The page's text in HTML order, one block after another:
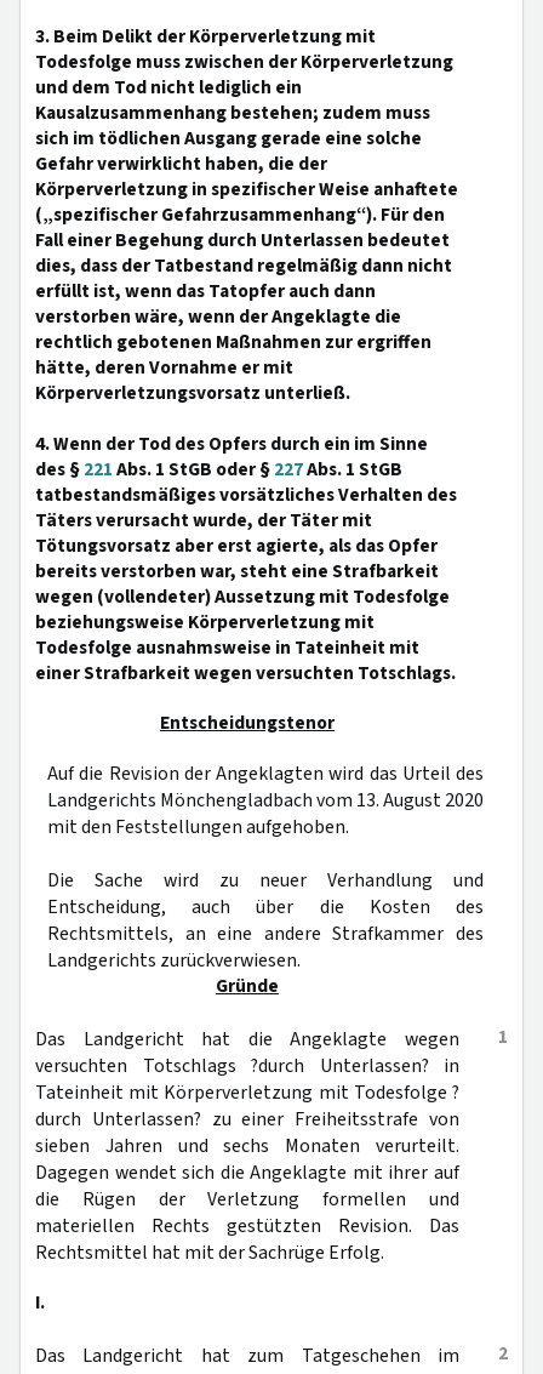
3. Beim Delikt der Körperverletzung mit
Todesfolge muss zwischen der Körperverletzung
und dem Tod nicht lediglich ein
Kausalzusammenhang bestehen; zudem muss
sich im tödlichen Ausgang gerade eine solche
Gefahr verwirklicht haben, die der
Körperverletzung in spezifischer Weise anhaftete
(„spezifischer Gefahrzusammenhang“). Für den
Fall einer Begehung durch Unterlassen bedeutet
dies, dass der Tatbestand regelmäßig dann nicht
erfüllt ist, wenn das Tatopfer auch dann
verstorben wäre, wenn der Angeklagte die
rechtlich gebotenen Maßnahmen zur ergriffen
hätte, deren Vornahme er mit
Körperverletzungsvorsatz unterließ.
4. Wenn der Tod des Opfers durch ein im Sinne
des §221Abs. 1 StGB oder §227Abs. 1 StGB
tatbestandsmäßiges vorsätzliches Verhalten des
Täters verursacht wurde, der Täter mit
Tötungsvorsatz aber erst agierte, als das Opfer
bereits verstorben war, steht eine Strafbarkeit
wegen (vollendeter) Aussetzung mit Todesfolge
beziehungsweise Körperverletzung mit
Todesfolge ausnahmsweise in Tateinheit mit
einer Strafbarkeit wegen versuchten Totschlags.
Entscheidungstenor
Auf die Revision der Angeklagten wird das Urteil des
Landgerichts Mönchengladbach vom 13. August 2020
mit den Feststellungen aufgehoben.
Die Sache wird zu neuer Verhandlung und
Entscheidung, auch über die Kosten des
Rechtsmittels, an eine andere Strafkammer des
Landgerichts zurückverwiesen.
Gründe
1
Das Landgericht hat die Angeklagte wegen
versuchten Totschlags ?durch Unterlassen? in
Tateinheit mit Körperverletzung mit Todesfolge ?
durch Unterlassen? zu einer Freiheitsstrafe von
sieben Jahren und sechs Monaten verurteilt.
Dagegen wendet sich die Angeklagte mit ihrer auf
die Rügen der Verletzung formellen und
materiellen Rechts gestützten Revision. Das
Rechtsmittel hat mit der Sachrüge Erfolg.
I.
2
Das Landgericht hat zum Tatgeschehen im